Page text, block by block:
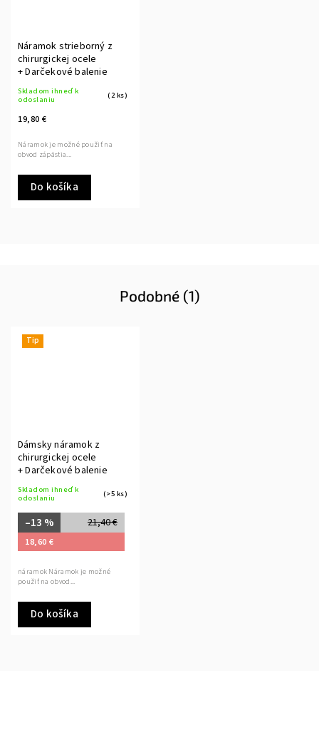
Náramok strieborný z
chirurgickej ocele
+ Darčekové balenie
Skladom ihneď k
odoslaniu
(2 ks)
19,80 €
Do košíka
Náramok je možné použiť na
obvod zápästia...
Podobné (1)
Tip
Dámsky náramok z
chirurgickej ocele
+ Darčekové balenie
Skladom ihneď k
odoslaniu
(>5 ks)
21,40 €
–13 %
18,60 €
Do košíka
náramok Náramok je možné
použiť na obvod...